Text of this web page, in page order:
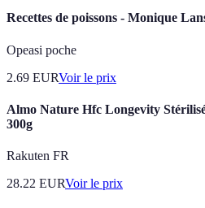
Recettes de poissons - Monique
Opeasi poche
2.69 EURVoir le prix
Almo Nature Hfc Longevity
300g
Rakuten FR
28.22 EURVoir le prix